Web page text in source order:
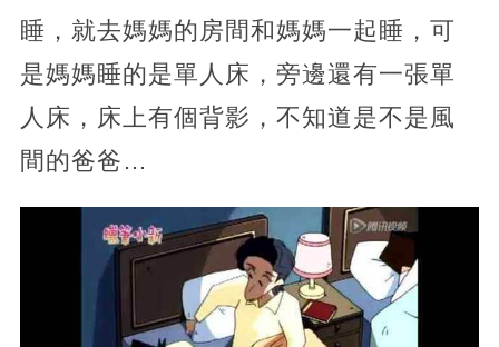
睡，就去媽媽的房間和媽媽一起睡，可
是媽媽睡的是單人床，旁邊還有一張單
人床，床上有個背影，不知道是不是風
間的爸爸…